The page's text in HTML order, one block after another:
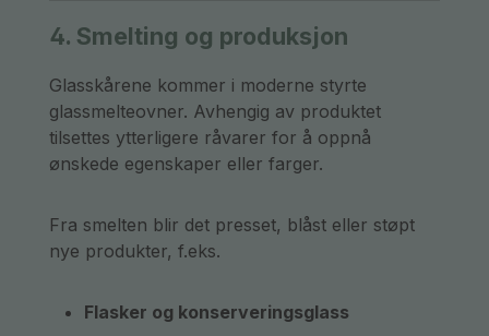
4. Smelting og produksjon
Glasskårene kommer i moderne styrte
glassmelteovner. Avhengig av produktet
tilsettes ytterligere råvarer for å oppnå
ønskede egenskaper eller farger.
Fra smelten blir det presset, blåst eller støpt
nye produkter, f.eks.
Flasker og konserveringsglass